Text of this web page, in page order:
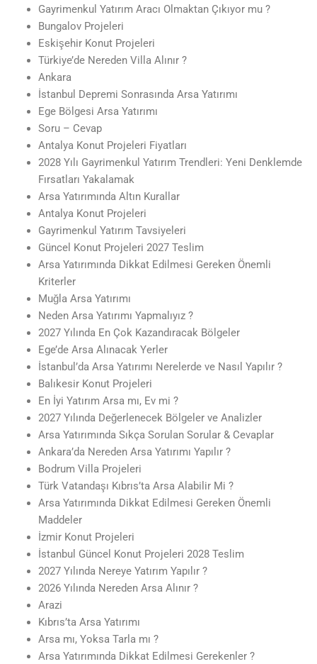
Gayrimenkul Yatırım Aracı Olmaktan Çıkıyor mu ?
Bungalov Projeleri
Eskişehir Konut Projeleri
Türkiye’de Nereden Villa Alınır ?
Ankara
İstanbul Depremi Sonrasında Arsa Yatırımı
Ege Bölgesi Arsa Yatırımı
Soru – Cevap
Antalya Konut Projeleri Fiyatları
2028 Yılı Gayrimenkul Yatırım Trendleri: Yeni Denklemde
Fırsatları Yakalamak
Arsa Yatırımında Altın Kurallar
Antalya Konut Projeleri
Gayrimenkul Yatırım Tavsiyeleri
Güncel Konut Projeleri 2027 Teslim
Arsa Yatırımında Dikkat Edilmesi Gereken Önemli
Kriterler
Muğla Arsa Yatırımı
Neden Arsa Yatırımı Yapmalıyız ?
2027 Yılında En Çok Kazandıracak Bölgeler
Ege’de Arsa Alınacak Yerler
İstanbul’da Arsa Yatırımı Nerelerde ve Nasıl Yapılır ?
Balıkesir Konut Projeleri
En İyi Yatırım Arsa mı, Ev mi ?
2027 Yılında Değerlenecek Bölgeler ve Analizler
Arsa Yatırımında Sıkça Sorulan Sorular & Cevaplar
Ankara’da Nereden Arsa Yatırımı Yapılır ?
Bodrum Villa Projeleri
Türk Vatandaşı Kıbrıs’ta Arsa Alabilir Mi ?
Arsa Yatırımında Dikkat Edilmesi Gereken Önemli
Maddeler
İzmir Konut Projeleri
İstanbul Güncel Konut Projeleri 2028 Teslim
2027 Yılında Nereye Yatırım Yapılır ?
2026 Yılında Nereden Arsa Alınır ?
Arazi
Kıbrıs’ta Arsa Yatırımı
Arsa mı, Yoksa Tarla mı ?
Arsa Yatırımında Dikkat Edilmesi Gerekenler ?